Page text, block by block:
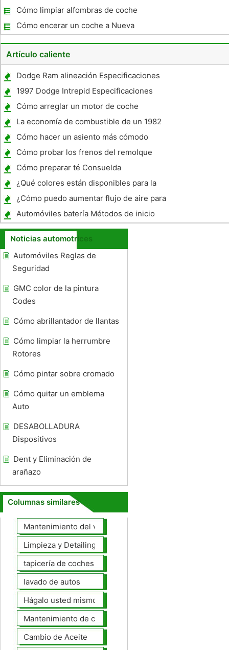
Cómo limpiar alfombras de coche
Cómo encerar un coche a Nueva
Artículo caliente
Dodge Ram alineación Especificaciones
1997 Dodge Intrepid Especificaciones
Cómo arreglar un motor de coche
Sputtering
La economía de combustible de un 1982
Pontiac Trans Am
Cómo hacer un asiento más cómodo
Crossbones
Cómo probar los frenos del remolque
Cómo preparar té Consuelda
¿Qué colores están disponibles para la
Toyota Scion 2006?
¿Cómo puedo aumentar flujo de aire para
un mayor rendimiento?
Automóviles batería Métodos de inicio
Noticias automotrices
Automóviles Reglas de
Seguridad
GMC color de la pintura
Codes
Cómo abrillantador de llantas
Cómo limpiar la herrumbre
Rotores
Cómo pintar sobre cromado
Cómo quitar un emblema
Auto
DESABOLLADURA
Dispositivos
Dent y Eliminación de
arañazo
Columnas similares
Mantenimiento del vehículo
Limpieza y Detailing
tapicería de coches
lavado de autos
Hágalo usted mismo Mantenimiento de Automotores
Mantenimiento de coches General
Cambio de Aceite